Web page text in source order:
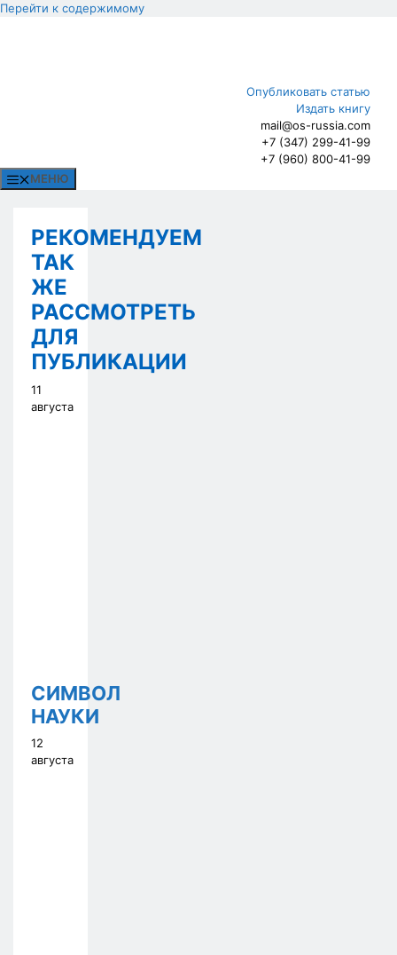
Перейти к содержимому
Опубликовать статью
Издать книгу
mail@os-russia.com
+7 (347) 299-41-99
+7 (960) 800-41-99
МЕНЮ
РЕКОМЕНДУЕМ
ТАК
ЖЕ
РАССМОТРЕТЬ
ДЛЯ
ПУБЛИКАЦИИ
11
августа
СИМВОЛ
НАУКИ
12
августа